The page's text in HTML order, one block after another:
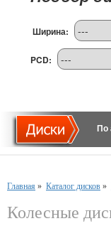
Ширина:
PCD:
По
Главная » Каталог дисков »
Колесные